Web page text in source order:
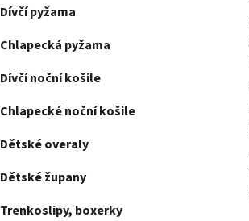
Dívčí pyžama
Chlapecká pyžama
Dívčí noční košile
Chlapecké noční košile
Dětské overaly
Dětské župany
Trenkoslipy, boxerky